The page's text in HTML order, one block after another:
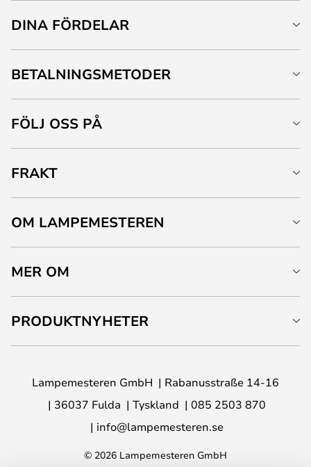
DINA FÖRDELAR
BETALNINGSMETODER
FÖLJ OSS PÅ
FRAKT
OM LAMPEMESTEREN
MER OM
PRODUKTNYHETER
Lampemesteren GmbH
Rabanusstraße 14-16
36037 Fulda
Tyskland
085 2503 870
info@lampemesteren.se
© 2026 Lampemesteren GmbH